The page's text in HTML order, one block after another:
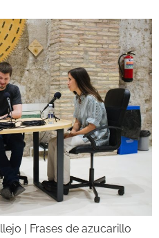
| Frases de azucarillo